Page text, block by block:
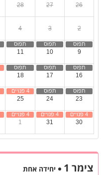
26
27
28
2
3
4
9
10
11
16
17
18
23
24
25
30
31
1
צימר 1 יחידה אחת